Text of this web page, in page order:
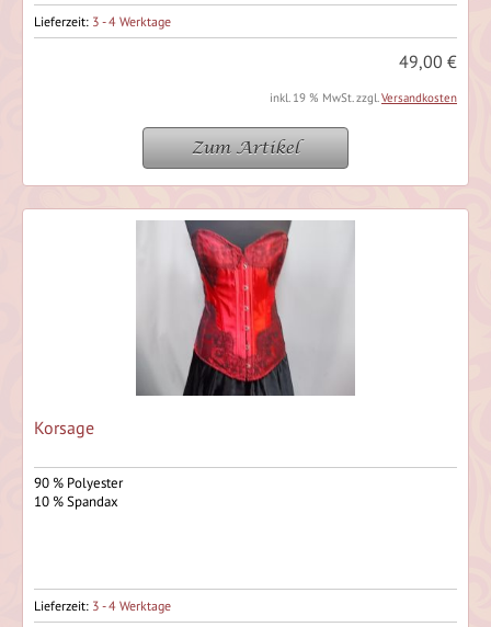
Lieferzeit: 3 - 4 Werktage
49,00 €
inkl. 19 % MwSt. zzgl.Versandkosten
Zum Artikel
Korsage
90 % Polyester
10 % Spandax
Lieferzeit: 3 - 4 Werktage